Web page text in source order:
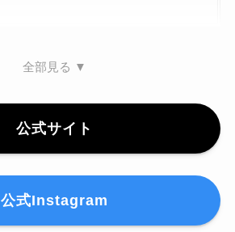
全部見る ▼
公式サイト
公式Instagram